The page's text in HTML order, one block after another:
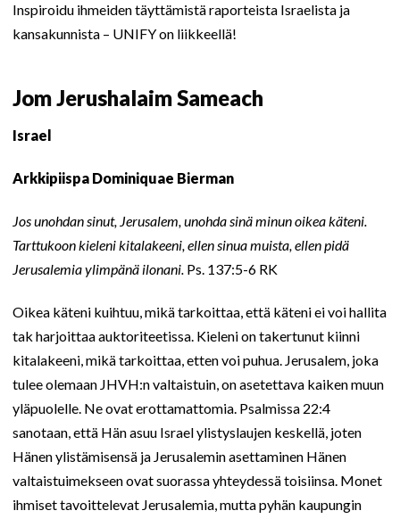
Inspiroidu ihmeiden täyttämistä raporteista Israelista ja
kansakunnista – UNIFY on liikkeellä!
Jom Jerushalaim Sameach
Israel
Arkkipiispa Dominiquae Bierman
Jos unohdan sinut, Jerusalem, unohda sinä minun oikea käteni.
Tarttukoon kieleni kitalakeeni, ellen sinua muista, ellen pidä
Jerusalemia ylimpänä ilonani. Ps. 137:5-6 RK
Oikea käteni kuihtuu, mikä tarkoittaa, että käteni ei voi hallita
tak harjoittaa auktoriteetissa. Kieleni on takertunut kiinni
kitalakeeni, mikä tarkoittaa, etten voi puhua. Jerusalem, joka
tulee olemaan JHVH:n valtaistuin, on asetettava kaiken muun
yläpuolelle. Ne ovat erottamattomia. Psalmissa 22:4
sanotaan, että Hän asuu Israel ylistyslaujen keskellä, joten
Hänen ylistämisensä ja Jerusalemin asettaminen Hänen
valtaistuimekseen ovat suorassa yhteydessä toisiinsa. Monet
ihmiset tavoittelevat Jerusalemia, mutta pyhän kaupungin